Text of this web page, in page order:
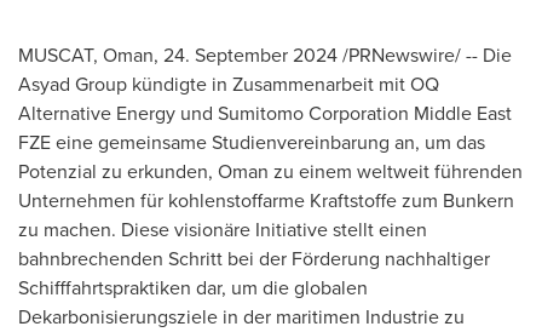
MUSCAT, Oman, 24. September 2024/PRNewswire/ -- Die
Asyad Group kündigte in Zusammenarbeit mit OQ
Alternative Energy und Sumitomo Corporation Middle East
FZE eine gemeinsame Studienvereinbarung an, um das
Potenzial zu erkunden, Oman zu einem weltweit führenden
Unternehmen für kohlenstoffarme Kraftstoffe zum Bunkern
zu machen. Diese visionäre Initiative stellt einen
bahnbrechenden Schritt bei der Förderung nachhaltiger
Schifffahrtspraktiken dar, um die globalen
Dekarbonisierungsziele in der maritimen Industrie zu